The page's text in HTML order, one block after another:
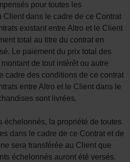
pour toutes les
Client dans le cadre de ce Contrat
existant entre Altro et le Client
total au titre du contrat en
Le paiement du prix total des
de tout intérêt ou autre
cadre des conditions de ce contrat
entre Altro et le Client dans le
sont livrées.
échelonnés, la propriété de toutes
dans le cadre de ce Contrat et de
sera transférée au Client que
échelonnés auront été versés.